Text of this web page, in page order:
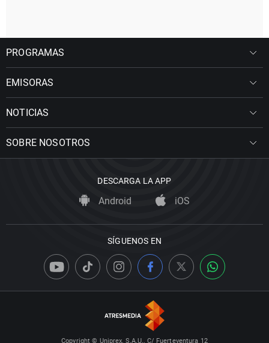
PROGRAMAS
EMISORAS
NOTICIAS
SOBRE NOSOTROS
DESCARGA LA APP
Android iOS
SÍGUENOS EN
Copyright © Uniprex, S.A.U., C/ Fuerteventura 12